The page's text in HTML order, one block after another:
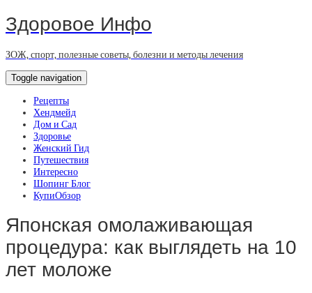
Здоровое Инфо
ЗОЖ, спорт, полезные советы, болезни и методы лечения
Toggle navigation
Рецепты
Хендмейд
Дом и Сад
Здоровье
Женский Гид
Путешествия
Интересно
Шопинг Блог
КупиОбзор
Японская омолаживающая
процедура: как выглядеть на 10
лет моложе